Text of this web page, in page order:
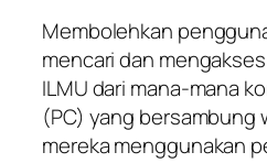
Membolehkan
mencari dan
ILMU dari mana-mana
(PC) yang bersambung
mereka menggunakan